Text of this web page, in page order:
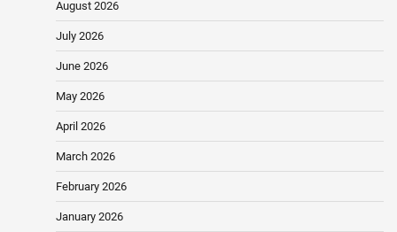
August 2026
July 2026
June 2026
May 2026
April 2026
March 2026
February 2026
January 2026